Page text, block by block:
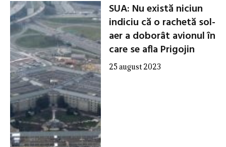
SUA: Nu există niciun
indiciu că o rachetă sol-
aer a doborât avionul în
care se afla Prigojin
25 august 2023